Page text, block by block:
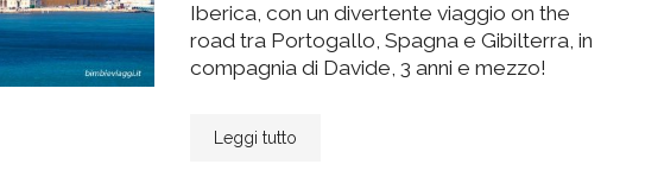
Iberica, con un divertente viaggio on the
road tra Portogallo, Spagna e Gibilterra, in
compagnia di Davide, 3 anni e mezzo!
Leggi tutto